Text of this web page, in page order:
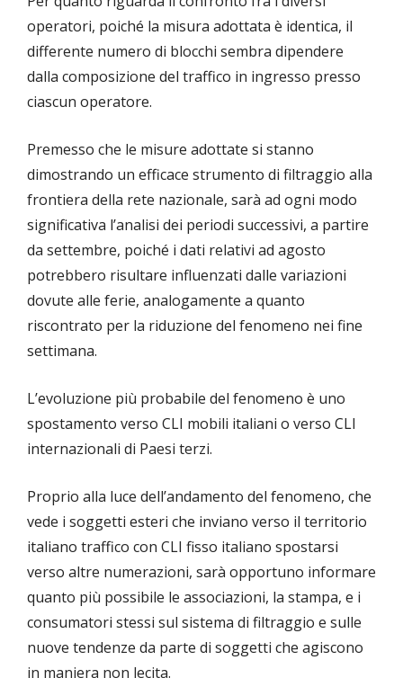
operatori, poiché la misura adottata è identica, il
differente numero di blocchi sembra dipendere
dalla composizione del traffico in ingresso presso
ciascun operatore.
Premesso che le misure adottate si stanno
dimostrando un efficace strumento di filtraggio alla
frontiera della rete nazionale, sarà ad ogni modo
significativa l’analisi dei periodi successivi, a partire
da settembre, poiché i dati relativi ad agosto
potrebbero risultare influenzati dalle variazioni
dovute alle ferie, analogamente a quanto
riscontrato per la riduzione del fenomeno nei fine
settimana.
L’evoluzione più probabile del fenomeno è uno
spostamento verso CLI mobili italiani o verso CLI
internazionali di Paesi terzi.
Proprio alla luce dell’andamento del fenomeno, che
vede i soggetti esteri che inviano verso il territorio
italiano traffico con CLI fisso italiano spostarsi
verso altre numerazioni, sarà opportuno informare
quanto più possibile le associazioni, la stampa, e i
consumatori stessi sul sistema di filtraggio e sulle
nuove tendenze da parte di soggetti che agiscono
in maniera non lecita.